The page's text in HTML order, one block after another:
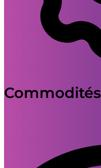
Commodités